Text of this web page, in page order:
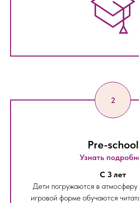
Pre-school
Узнать
С 3 лет
Дети погружаются в
игровой форме обучаются